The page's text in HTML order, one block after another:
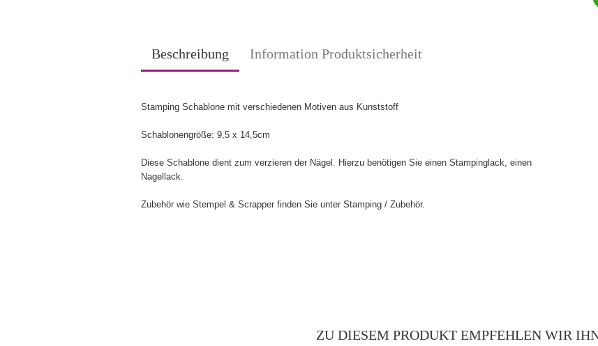
Beschreibung Information Produktsicherheit
Stamping Schablone mit verschiedenen Motiven aus Kunststoff
Schablonengröße: 9,5 x 14,5cm
Diese Schablone dient zum verzieren der Nägel. Hierzu benötigen Sie einen Stampinglack, einen
Nagellack.
Zubehör wie Stempel & Scrapper finden Sie unter Stamping / Zubehör.
ZU DIESEM PRODUKT EMPFEHLEN WIR